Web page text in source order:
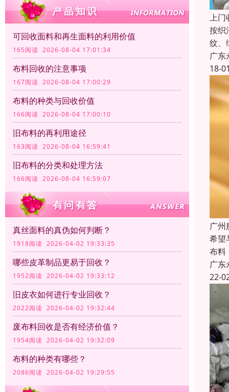
可回收面料和再生面料的利用价值
165阅读 2026-08-04 17:01:34
布料回收的注意事项
167阅读 2026-08-04 17:00:29
布料的种类与回收价值
166阅读 2026-08-04 17:00:10
旧布料的再利用途径
163阅读 2026-08-04 16:59:41
旧布料的分类和处理方法
166阅读 2026-08-04 16:59:07
真丝面料的真伪如何判断？
1918阅读 2026-04-02 19:33:35
哪些皮革制品更易于回收？
1952阅读 2026-04-02 19:33:12
旧皮衣如何进行专业回收？
2022阅读 2026-04-02 19:32:44
废布料回收是否有经济价值？
1954阅读 2026-04-02 19:32:09
布料的种类有哪些？
2086阅读 2026-04-02 19:29:55
上门
按织
纹、
广东
18-
广州
希望
布料
广东
22-